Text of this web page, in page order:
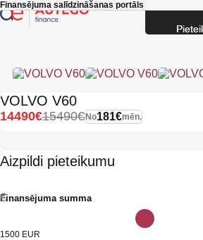
Skip to main content
Finansējuma salīdzināšanas portāls
VOLVO V60
No181€mēn.
15490€
14490€
Aizpildi pieteikumu
Finansējuma summa
€
1500 EUR